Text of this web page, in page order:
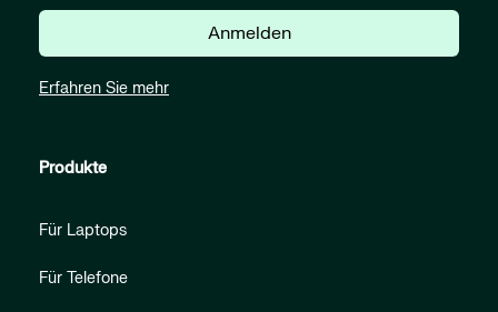
Anmelden
Erfahren Sie mehr
Produkte
Für Laptops
Für Telefone